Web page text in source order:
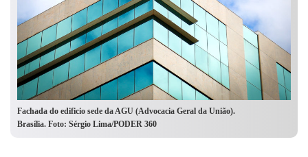
Fachada do edificio sede da AGU (Advocacia Geral da União).
Brasília. Foto: Sérgio Lima/PODER 360